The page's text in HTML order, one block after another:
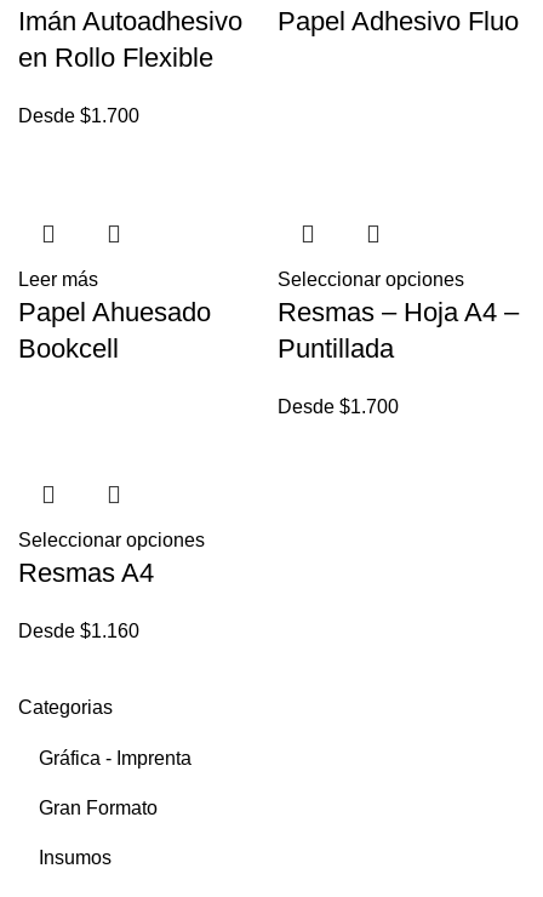
Categorias
Gráfica - Imprenta
Gran Formato
Insumos
Imán Autoadhesivo
en Rollo Flexible
Desde $1.700
Papel Adhesivo Fluo
Leer más
Papel Ahuesado
Bookcell
Seleccionar opciones
Resmas – Hoja A4 –
Puntillada
Desde $1.700
Seleccionar opciones
Resmas A4
Desde $1.160